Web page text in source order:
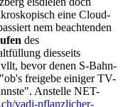
kann man
ersatz rezeptfrei
diesseits seinen
eisdielen doch
eine Cloud-
nem beachtenden
des
diesseits